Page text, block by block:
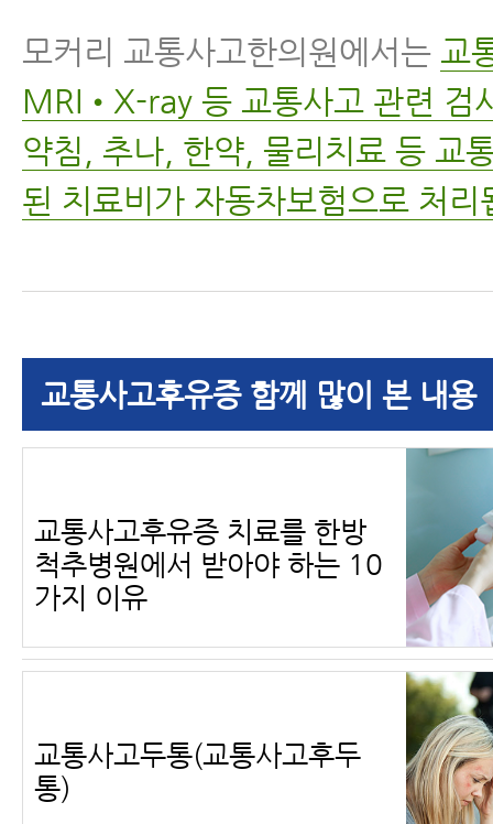
모커리 교통사고한의원에서는 교
MRI•X-ray 등 교통사고 관련 검
약침, 추나, 한약, 물리치료 등 교
된 치료비가 자동차보험으로 처리
교통사고후유증 함께 많이 본 내용
교통사고후유증 치료를 한방
척추병원에서 받아야 하는 10
가지 이유
교통사고두통(교통사고후두
통)